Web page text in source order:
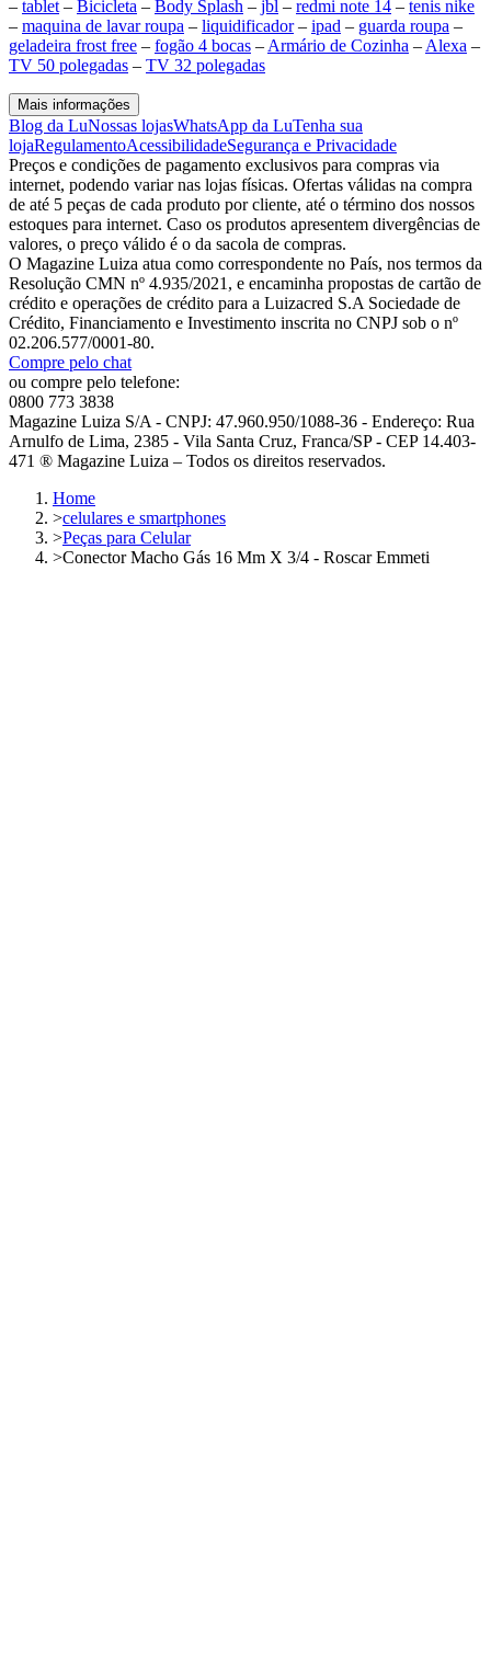
– tablet – Bicicleta – Body Splash – jbl – redmi note 14 – tenis nike
– maquina de lavar roupa – liquidificador– ipad – guarda roupa –
geladeira frost free – fogão 4 bocas – Armário de Cozinha – Alexa –
TV 50 polegadas – TV 32 polegadas
Mais informações
Blog da LuNossas lojasWhatsApp da LuTenha sua
lojaRegulamentoAcessibilidadeSegurança e Privacidade
Preços e condições de pagamento exclusivos para compras via
internet, podendo variar nas lojas físicas. Ofertas válidas na compra
de até 5 peças de cada produto por cliente, até o término dos nossos
estoques para internet. Caso os produtos apresentem divergências de
valores, o preço válido é o da sacola de compras.
O Magazine Luiza atua como correspondente no País, nos termos da
Resolução CMN nº 4.935/2021, e encaminha propostas de cartão de
crédito e operações de crédito para a Luizacred S.A Sociedade de
Crédito, Financiamento e Investimento inscrita no CNPJ sob o nº
02.206.577/0001-80.
Compre pelo chat
ou compre pelo telefone:
0800 773 3838
Magazine Luiza S/A - CNPJ: 47.960.950/1088-36 - Endereço: Rua
Arnulfo de Lima, 2385 - Vila Santa Cruz, Franca/SP - CEP 14.403-
471 ® Magazine Luiza – Todos os direitos reservados.
Home
>celulares e smartphones
>Peças para Celular
>Conector Macho Gás 16 Mm X 3/4 - Roscar Emmeti